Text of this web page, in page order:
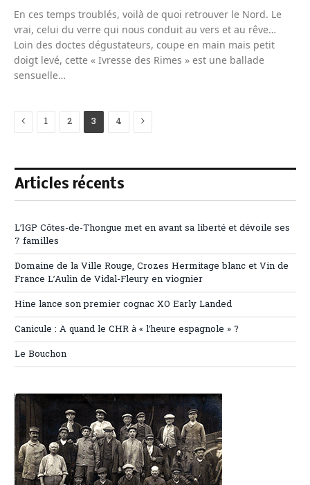
En ces temps troublés, voilà de quoi retrouver le Nord. Le
vrai, celui du verre qui nous conduit au vers et au rêve…
Loin des doctes dégustateurs, coupe en main mais petit
doigt levé, cette « Ivresse des Rimes » est une ballade
sensuelle…
Previous
1 2 3 4 Next
Articles récents
L’IGP Côtes-de-Thongue met en avant sa liberté et dévoile ses
7 familles
Domaine de la Ville Rouge, Crozes Hermitage blanc et Vin de
France L’Aulin de Vidal-Fleury en viognier
Hine lance son premier cognac XO Early Landed
Canicule : A quand le CHR à « l’heure espagnole » ?
Le Bouchon